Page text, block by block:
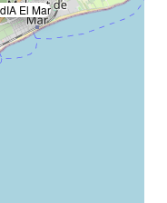
El Mar